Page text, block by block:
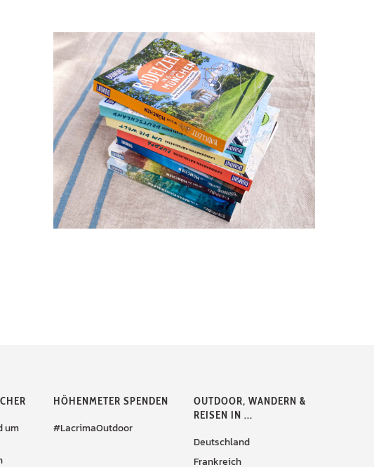
um
HÖHENMETER SPENDEN
#LacrimaOutdoor
OUTDOOR, WANDERN &
REISEN IN ...
Deutschland
Frankreich